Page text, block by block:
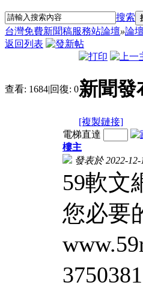
搜索
台灣免費新聞稿服務站論壇»論壇
返回列表
查看: 1684|回復: 0新聞發
[複製鏈接]
電梯直達
樓主
發表於 2022-
59軟文
您必要